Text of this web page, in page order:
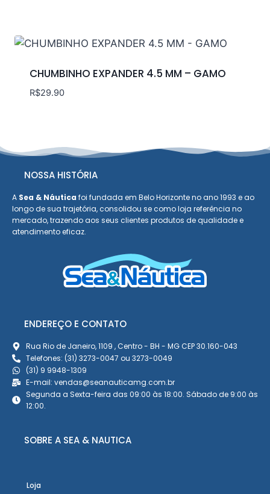
CHUMBINHO EXPANDER 4.5 MM – GAMO
R$29.90
NOSSA HISTÓRIA
A Sea & Náutica foi fundada em Belo Horizonte no ano 1993 e ao
longo de sua trajetória, consolidou se como loja referência no
mercado, trazendo aos seus clientes produtos de qualidade e
atendimento eficaz.
ENDEREÇO E CONTATO
Rua Rio de Janeiro, 1109 , Centro - BH - MG CEP 30.160-043
Telefones: (31) 3273-0047 ou 3273-0049
(31) 9 9948-1309
E-mail: vendas@seanauticamg.com.br
Segunda a Sexta-feira das 09:00 às 18:00. Sábado de 9:00 às
12:00.
SOBRE A SEA & NAUTICA
Loja